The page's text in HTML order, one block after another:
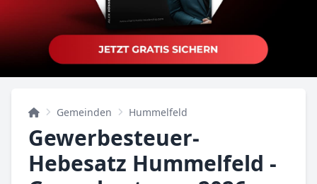
Gemeinden Hummelfeld
Gewerbesteuer-
Hebesatz Hummelfeld -